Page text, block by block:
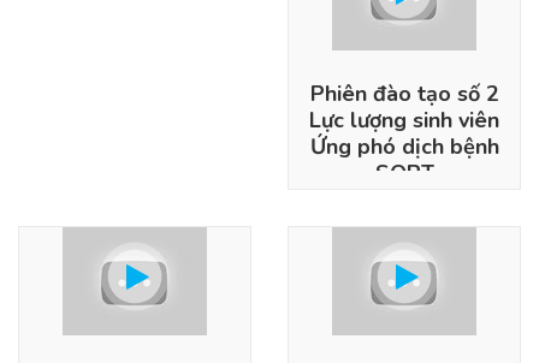
Phiên đào tạo số 2
Lực lượng sinh viên
Ứng phó dịch bệnh
SORT